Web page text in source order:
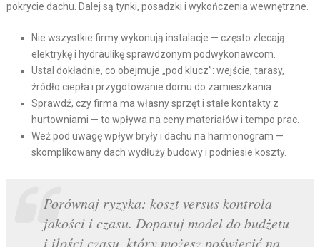
pokrycie dachu. Dalej są tynki, posadzki i wykończenia wewnętrzne.
Nie wszystkie firmy wykonują instalacje — często zlecają
elektrykę i hydraulikę sprawdzonym podwykonawcom.
Ustal dokładnie, co obejmuje „pod klucz”: wejście, tarasy,
źródło ciepła i przygotowanie domu do zamieszkania.
Sprawdź, czy firma ma własny sprzęt i stałe kontakty z
hurtowniami — to wpływa na ceny materiałów i tempo prac.
Weź pod uwagę wpływ bryły i dachu na harmonogram —
skomplikowany dach wydłuży budowy i podniesie koszty.
Porównaj ryzyka: koszt versus kontrola
jakości i czasu. Dopasuj model do budżetu
i ilości czasu, który możesz poświęcić na